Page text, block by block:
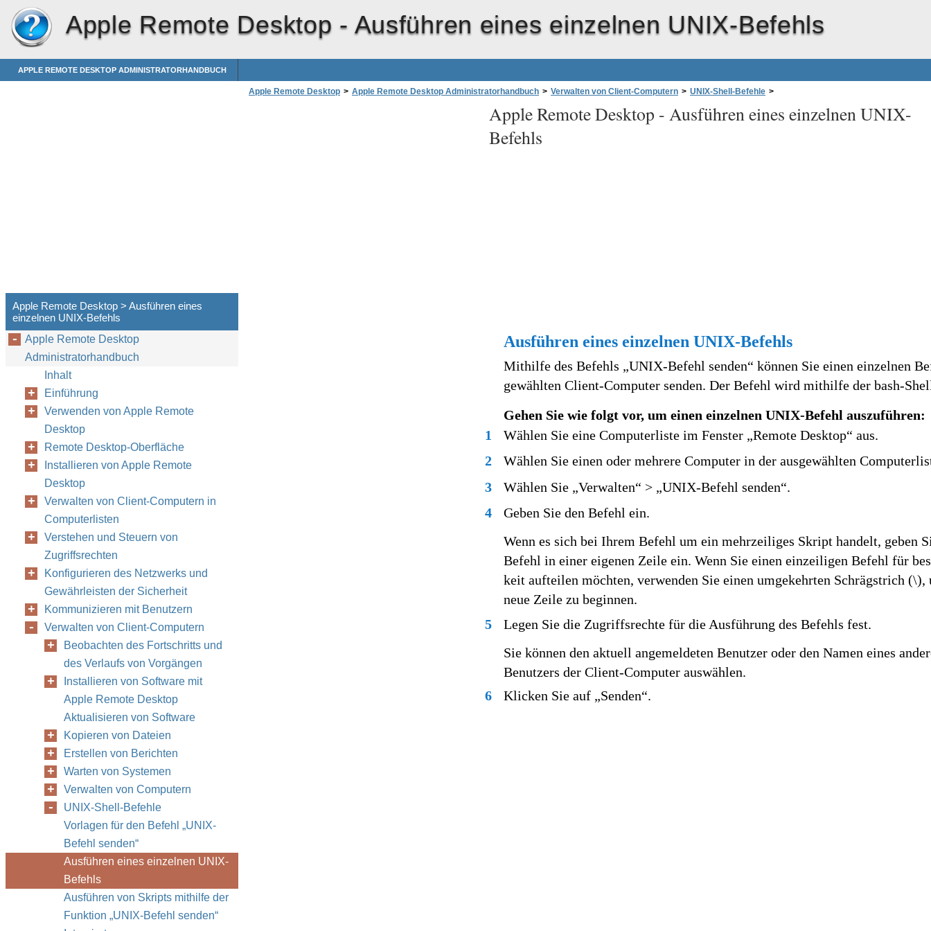
Apple Remote Desktop - Ausführen eines einzelnen UNIX-Befehls
APPLE REMOTE DESKTOP ADMINISTRATORHANDBUCH
Apple Remote Desktop > Apple Remote Desktop Administratorhandbuch > Verwalten von Client-Computern > UNIX-Shell-Befehle >
Apple Remote Desktop - Ausführen eines einzelnen UNIX-
Befehls
Ausführen eines einzelnen UNIX-Befehls
Mithilfe des Befehls „UNIX-Befehl senden“ können Sie einen einzelnen
gewählten Client-Computer senden. Der Befehl wird mithilfe der bash-
Gehen Sie wie folgt vor, um einen einzelnen UNIX-Befehl auszuführen:
1
Wählen Sie eine Computerliste im Fenster „Remote Desktop“ aus.
2
Wählen Sie einen oder mehrere Computer in der ausgewählten
3
Wählen Sie „Verwalten“ > „UNIX-Befehl senden“.
4
Geben Sie den Befehl ein.
Wenn es sich bei Ihrem Befehl um ein mehrzeiliges Skript handelt, geben
Befehl in einer eigenen Zeile ein. Wenn Sie einen einzeiligen Befehl für
keit aufteilen möchten, verwenden Sie einen umgekehrten Schrägstrich (\),
neue Zeile zu beginnen.
5
Legen Sie die Zugriffsrechte für die Ausführung des Befehls fest.
Sie können den aktuell angemeldeten Benutzer oder den Namen eines
Benutzers der Client-Computer auswählen.
6
Klicken Sie auf „Senden“.
Apple Remote Desktop > Ausführen eines
einzelnen UNIX-Befehls
Apple Remote Desktop
Administratorhandbuch
Inhalt
Einführung
Verwenden von Apple Remote
Desktop
Remote Desktop-Oberfläche
Installieren von Apple Remote
Desktop
Verwalten von Client-Computern in
Computerlisten
Verstehen und Steuern von
Zugriffsrechten
Konfigurieren des Netzwerks und
Gewährleisten der Sicherheit
Kommunizieren mit Benutzern
Verwalten von Client-Computern
Beobachten des Fortschritts und
des Verlaufs von Vorgängen
Installieren von Software mit
Apple Remote Desktop
Aktualisieren von Software
Kopieren von Dateien
Erstellen von Berichten
Warten von Systemen
Verwalten von Computern
UNIX-Shell-Befehle
Vorlagen für den Befehl „UNIX-
Befehl senden“
Ausführen eines einzelnen UNIX-
Befehls
Ausführen von Skripts mithilfe der
Funktion „UNIX-Befehl senden“